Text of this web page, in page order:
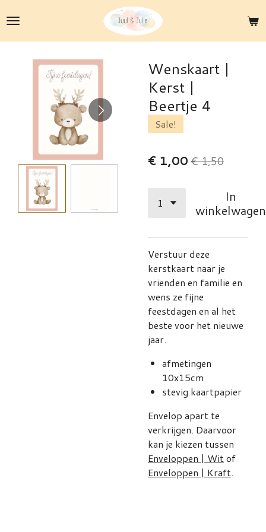
direct
naar
hoofdinhoud
Wenskaart |
Kerst |
Beertje 4
Sale!
€ 1,00€ 1,50
In
winkelwagen
Verstuur deze
kerstkaart naar je
vrienden en familie en
wens ze fijne
feestdagen en al het
beste voor het nieuwe
jaar.
afmetingen
10x15cm
stevig kaartpapier
Envelop apart te
verkrijgen. Daarvoor
kan je kiezen tussen
Enveloppen | Witof
Enveloppen | Kraft.